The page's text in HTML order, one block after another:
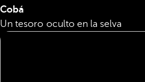
Cobá
Un tesoro oculto en la selva